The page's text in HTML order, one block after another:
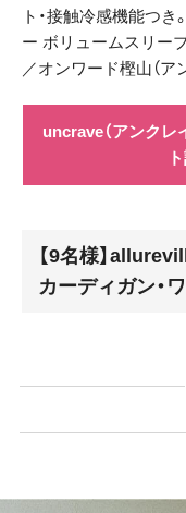
ト・接触冷感機能つ
ー ボリュームスリーブ
／オンワード樫山（ア
uncrave（アンクレ
【9名様】
カーディガン・